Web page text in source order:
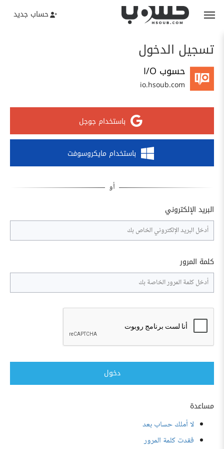
حساب جديد
تسجيل الدخول
حسوب I/O
io.hsoub.com
باستخدام جوجل
باستخدام مايكروسوفت
البريد الإلكتروني
كلمة المرور
دخول
مساعدة
لا أملك حساب بعد
فقدت كلمة المرور